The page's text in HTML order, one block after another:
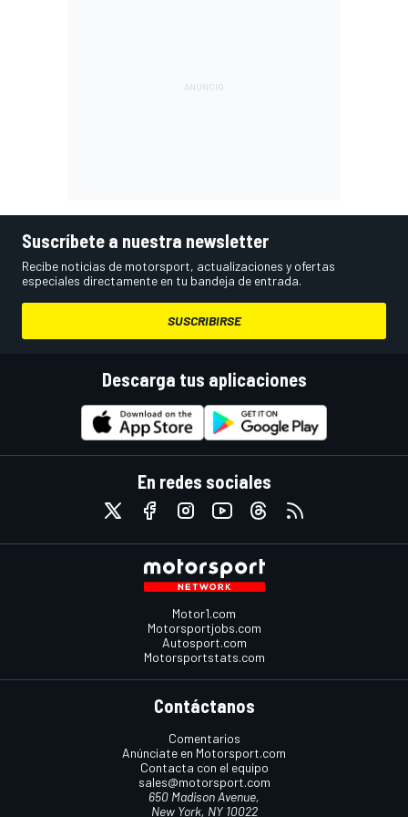
Suscríbete a nuestra newsletter
Recibe noticias de motorsport, actualizaciones y ofertas
especiales directamente en tu bandeja de entrada.
SUSCRIBIRSE
Descarga tus aplicaciones
En redes sociales
Motor1.com
Motorsportjobs.com
Autosport.com
Motorsportstats.com
Contáctanos
Comentarios
Anúnciate en Motorsport.com
Contacta con el equipo
sales@motorsport.com
650 Madison Avenue,
New York, NY 10022